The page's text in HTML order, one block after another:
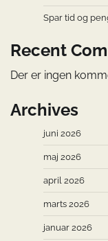
Spar tid og
Recent
Der er ingen
Archives
juni 2026
maj 2026
april 2026
marts 2026
januar 2026